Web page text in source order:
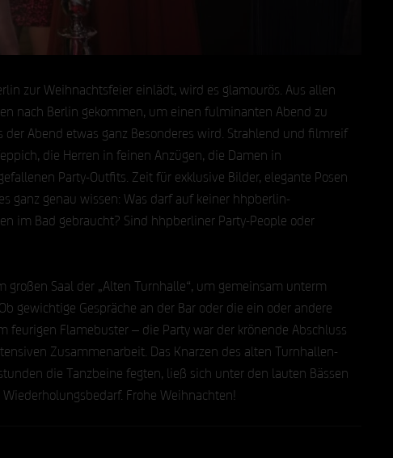
zur Weihnachtsfeier einlädt, wird es glamourös. Aus allen
nach Berlin gekommen, um einen fulminanten Abend zu
der Abend etwas ganz Besonderes wird. Strahlend und filmreif
die Herren in feinen Anzügen, die Damen in
Party-Outfits. Zeit für exklusive Bilder, elegante Posen
ganz genau wissen: Was darf auf keiner hhpberlin-
im Bad gebraucht? Sind hhpberliner Party-People oder
großen Saal der „Alten Turnhalle“, um gemeinsam unterm
gewichtige Gespräche an der Bar oder die ein oder andere
feurigen Flamebuster – die Party war der krönende Abschluss
Zusammenarbeit. Das Knarzen des alten Turnhallen-
die Tanzbeine fegten, ließ sich unter den lauten Bässen
Frohe Weihnachten!